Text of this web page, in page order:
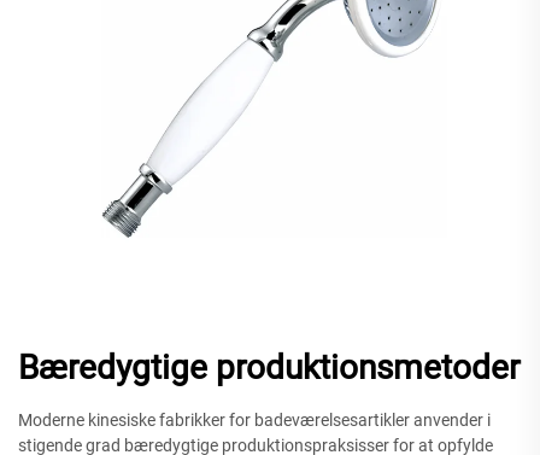
Bæredygtige produktionsmetoder
Moderne kinesiske fabrikker for badeværelsesartikler anvender i
stigende grad bæredygtige produktionspraksisser for at opfylde